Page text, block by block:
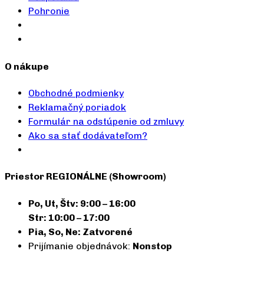
Pohronie
O nákupe
Obchodné podmienky
Reklamačný poriadok
Formulár na odstúpenie od zmluvy
Ako sa stať dodávateľom?
Priestor REGIONÁLNE (Showroom)
Po, Ut, Štv: 9:00 – 16:00
Str: 10:00 – 17:00
Pia, So, Ne: Zatvorené
Prijímanie objednávok: Nonstop